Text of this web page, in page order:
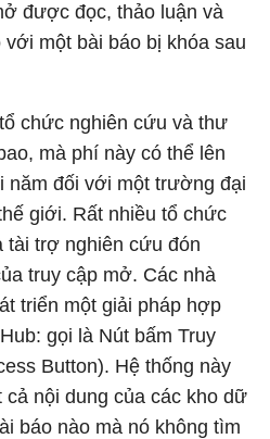
được đọc, thảo luận và
một bài báo bị khóa sau
chức nghiên cứu và thư
mà phí này có thể lên
năm đối với một trường đại
giới. Rất nhiều tổ chức
tài trợ nghiên cứu đón
truy cập mở. Các nhà
triển một giải pháp hợp
gọi là Nút bấm Truy
Button). Hệ thống này
nội dung của các kho dữ
báo nào mà nó không tìm